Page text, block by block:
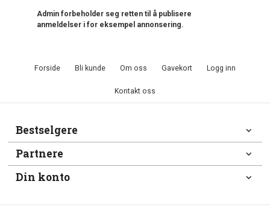
Admin forbeholder seg retten til å publisere
anmeldelser i for eksempel annonsering.
Forside Bli kunde Om oss Gavekort Logg inn
Kontakt oss
Bestselgere
Partnere
Din konto